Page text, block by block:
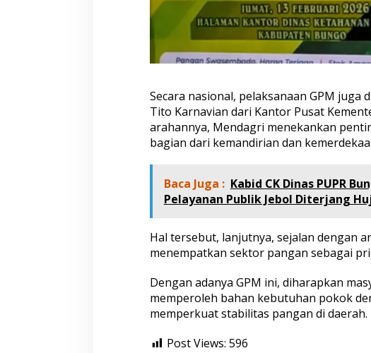
Secara nasional, pelaksanaan GPM
Tito Karnavian dari Kantor Pusat
arahannya, Mendagri menekankan
bagian dari kemandirian dan
Baca Juga : Kabid CK Dinas PUPR
Pelayanan Publik Jebol Diterjang
Hal tersebut, lanjutnya, sejalan dengan
menempatkan sektor pangan sebagai
Dengan adanya GPM ini, diharapkan
memperoleh bahan kebutuhan pokok
memperkuat stabilitas pangan di daerah.
Post Views: 596